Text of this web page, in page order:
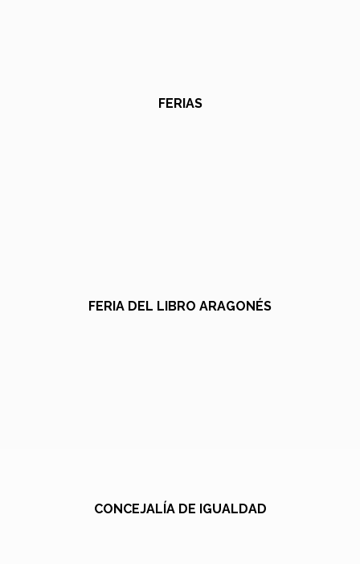
FERIAS
FERIA DEL LIBRO ARAGONÉS
CONCEJALÍA DE IGUALDAD